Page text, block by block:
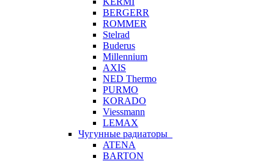
BERGERR
ROMMER
Stelrad
Buderus
Millennium
AXIS
NED Thermo
PURMO
KORADO
Viessmann
LEMAX
Чугунные радиаторы
ATENA
BARTON